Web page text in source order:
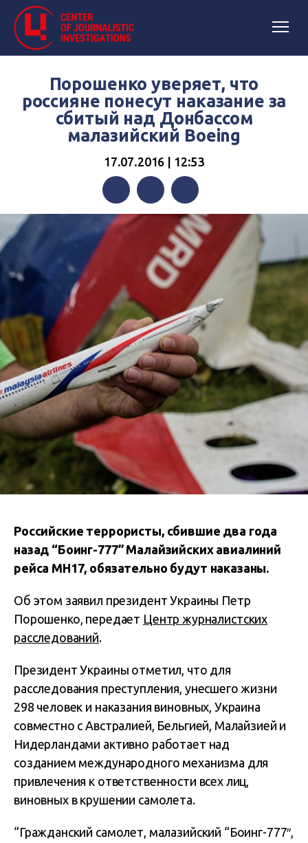
Порошенко уверяет, что
россияне понесут наказание за
сбитый над Донбассом
малазийский Boeing
17.07.2016 | 12:53
FacebookTwitterTelegram
Российские террористы, сбившие два года
назад “Боинг-777” Малайзийских авиалиний
рейса МН17, обязательно будут наказаны.
Об этом заявил президент Украины Петр
Порошенко, передает Центр журналистских
расследований.
Президент Украины отметил, что для
расследования преступления, унесшего жизни
298 человек и наказания виновных, Украина
совместно с Австралией, Бельгией, Малайзией и
Нидерландами активно работает над
созданием международного механизма для
привлечения к ответственности всех лиц,
виновных в крушении самолета.
“Гражданский самолет, малазийский “Боинг-777″,